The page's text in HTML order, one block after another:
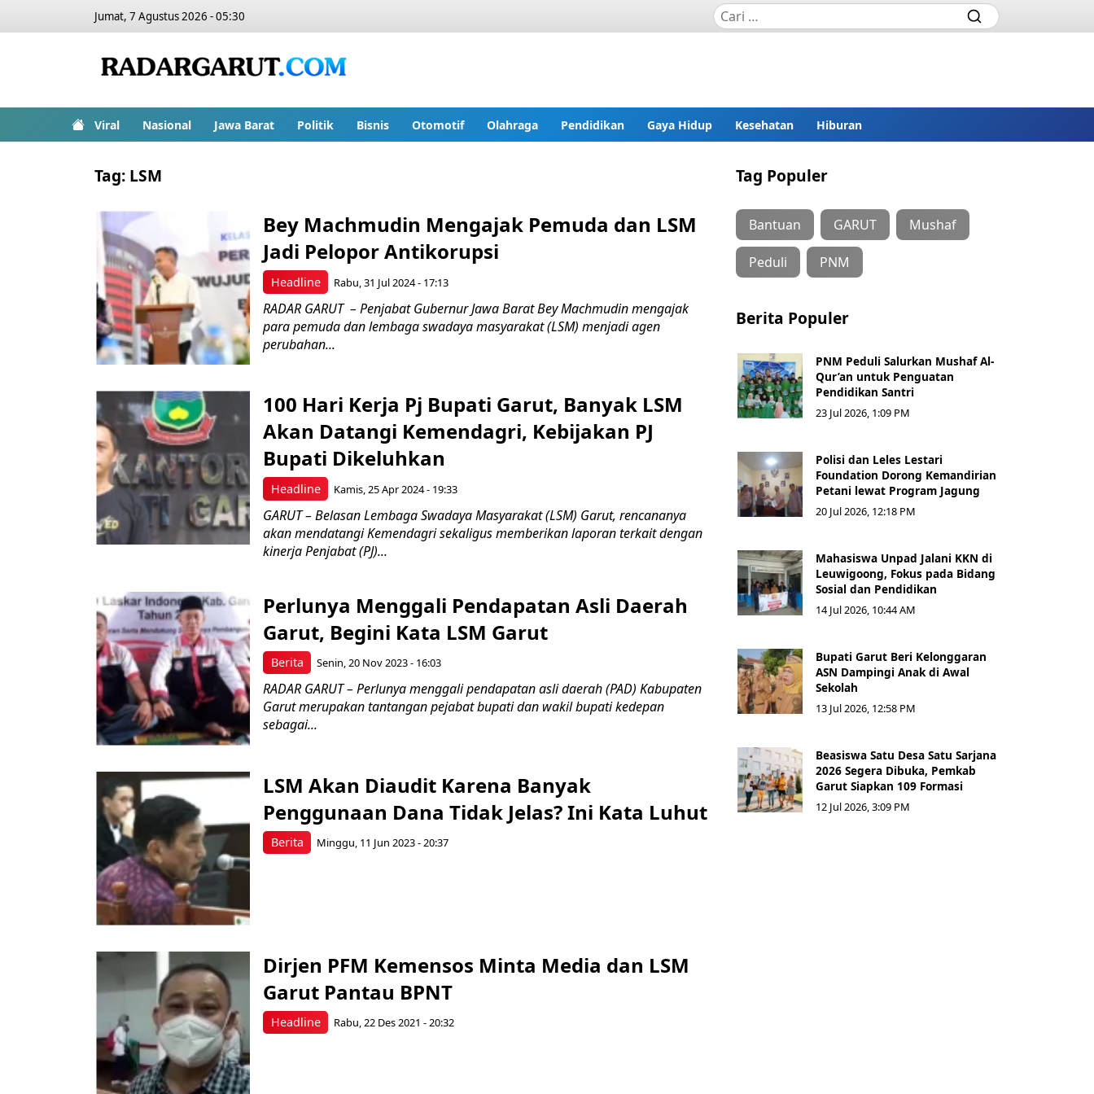
Jumat, 7 Agustus 2026 - 05:30
Viral Nasional Jawa Barat Politik Bisnis Otomotif Olahraga Pendidikan Gaya Hidup Kesehatan Hiburan
Tag: LSM
Headline
Bey Machmudin Mengajak Pemuda dan LSM
Jadi Pelopor Antikorupsi
Rabu, 31 Jul 2024 - 17:13
RADAR GARUT – Penjabat Gubernur Jawa Barat Bey Machmudin mengajak
para pemuda dan lembaga swadaya masyarakat (LSM) menjadi agen
perubahan...
Headline
100 Hari Kerja Pj Bupati Garut, Banyak LSM
Akan Datangi Kemendagri, Kebijakan PJ
Bupati Dikeluhkan
Kamis, 25 Apr 2024 - 19:33
GARUT – Belasan Lembaga Swadaya Masyarakat (LSM) Garut, rencananya
akan mendatangi Kemendagri sekaligus memberikan laporan terkait dengan
kinerja Penjabat (PJ)...
Berita
Perlunya Menggali Pendapatan Asli Daerah
Garut, Begini Kata LSM Garut
Senin, 20 Nov 2023 - 16:03
RADAR GARUT – Perlunya menggali pendapatan asli daerah (PAD) Kabupaten
Garut merupakan tantangan pejabat bupati dan wakil bupati kedepan
sebagai...
Berita
LSM Akan Diaudit Karena Banyak
Penggunaan Dana Tidak Jelas? Ini Kata Luhut
Minggu, 11 Jun 2023 - 20:37
Headline
Dirjen PFM Kemensos Minta Media dan LSM
Garut Pantau BPNT
Rabu, 22 Des 2021 - 20:32
Tag Populer
Bantuan GARUT Mushaf
Peduli PNM
Berita Populer
PNM Peduli Salurkan Mushaf Al-
Qur’an untuk Penguatan
Pendidikan Santri
23 Jul 2026, 1:09 PM
Polisi dan Leles Lestari
Foundation Dorong Kemandirian
Petani lewat Program Jagung
20 Jul 2026, 12:18 PM
Mahasiswa Unpad Jalani KKN di
Leuwigoong, Fokus pada Bidang
Sosial dan Pendidikan
14 Jul 2026, 10:44 AM
Bupati Garut Beri Kelonggaran
ASN Dampingi Anak di Awal
Sekolah
13 Jul 2026, 12:58 PM
Beasiswa Satu Desa Satu Sarjana
2026 Segera Dibuka, Pemkab
Garut Siapkan 109 Formasi
12 Jul 2026, 3:09 PM